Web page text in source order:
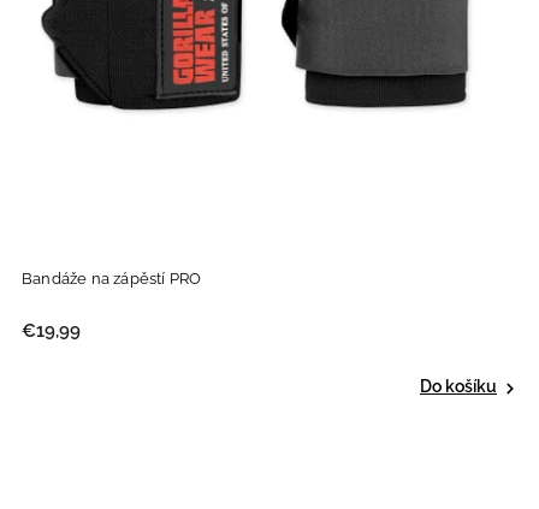
Bandáže na zápěstí PRO
€19,99
Do košíku